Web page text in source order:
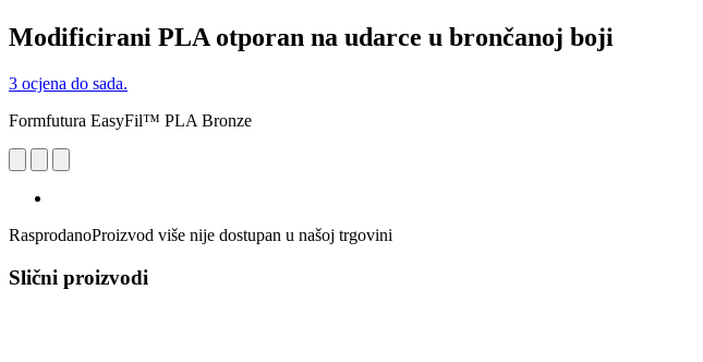
Modificirani PLA otporan na udarce u brončanoj boji
3 ocjena do sada.
Formfutura EasyFil™ PLA Bronze
RasprodanoProizvod više nije dostupan u našoj trgovini
Slični proizvodi